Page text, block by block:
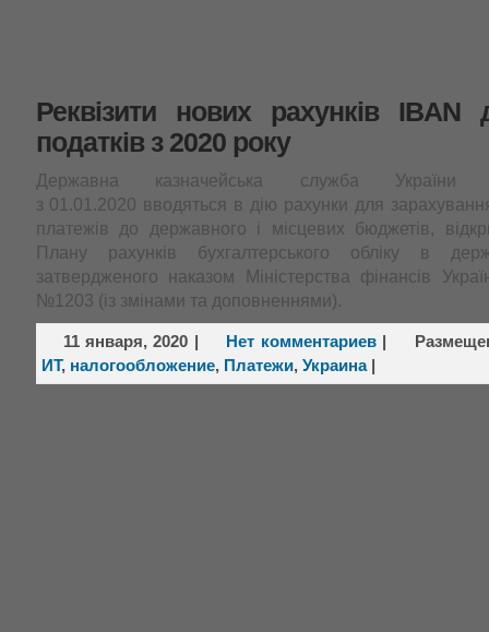
Реквізити нових рахунків IBAN
податків з 2020 року
Державна казначейська служба
з 01.01.2020 вводяться в дію рахунки для
платежів до державного і місцевих бюджетів,
Плану рахунків бухгалтерського обліку в
затвердженого наказом Міністерства фінансів
№1203 (із змінами та доповненнями).
11 января, 2020 | Нет комментариев |
ИТ, налогообложение, Платежи, Украина|